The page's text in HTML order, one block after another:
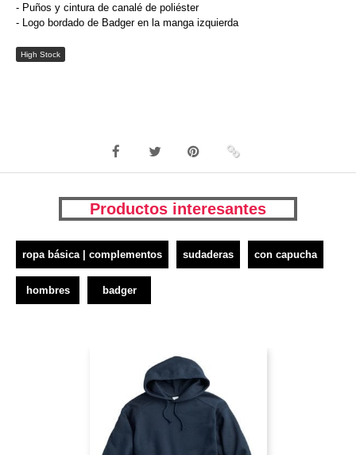
- Puños y cintura de canalé de poliéster
- Logo bordado de Badger en la manga izquierda
High Stock
Productos interesantes
ropa básica | complementos sudaderas con capucha
hombres badger